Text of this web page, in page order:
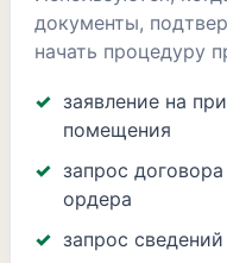
документы,
начать процедуру
заявление на
помещения
запрос
ордера
запрос